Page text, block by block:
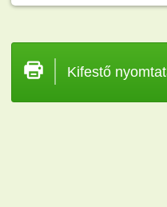
Kifestő